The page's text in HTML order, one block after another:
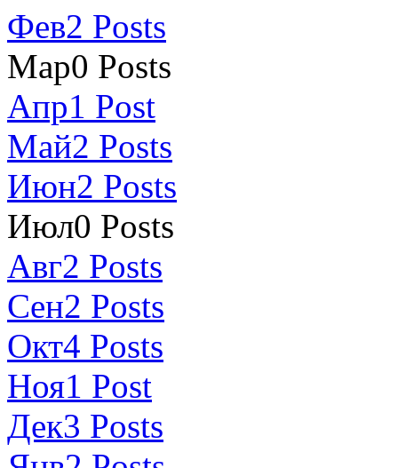
Фев2 Posts
Мар0 Posts
Апр1 Post
Май2 Posts
Июн2 Posts
Июл0 Posts
Авг2 Posts
Сен2 Posts
Окт4 Posts
Ноя1 Post
Дек3 Posts